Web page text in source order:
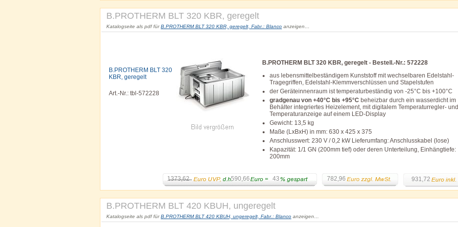
B.PROTHERM BLT 320 KBR, geregelt
Katalogseite als pdf fürB.PROTHERM BLT 320 KBR, geregelt, Fabr.: Blanco anzeigen…
B.PROTHERM BLT 320
KBR, geregelt
Art.-Nr.: tbl-572228
B.PROTHERM BLT 320 KBR, geregelt - Bestell.-Nr.: 572228
aus lebensmittelbeständigem Kunststoff mit wechselbaren Edelstahl-
Tragegriffen, Edelstahl-Klemmverschlüssen und Stapelstufen
der Geräteinnenraum ist temperaturbeständig von -25°C bis +100°C
gradgenau von +40°C bis +95°C beheizbar durch ein wasserdicht im
Behälter integriertes Heizelement, mit digitalem Temperaturregler- und
Temperaturanzeige auf einem LED-Display
Gewicht: 13,5 kg
Maße (LxBxH) in mm: 630 x 425 x 375
Anschlusswert: 230 V / 0,2 kW Lieferumfang: Anschlusskabel (lose)
Kapazität: 1/1 GN (200mm tief) oder deren Unterteilung, Einhängtiefe:
200mm
931,72
782,96
1373,62 590,66 43
B.PROTHERM BLT 420 KBUH, ungeregelt
Katalogseite als pdf fürB.PROTHERM BLT 420 KBUH, ungeregelt, Fabr.: Blanco anzeigen…